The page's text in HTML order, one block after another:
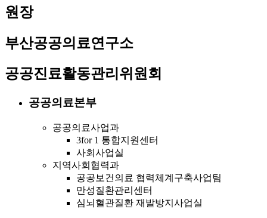
원장
부산공공의료연구소
공공진료활동관리위원회
공공의료본부
공공의료사업과
3for 1 통합지원센터
사회사업실
지역사회협력과
공공보건의료 협력체계구축사업팀
만성질환관리센터
심뇌혈관질환 재발방지사업실